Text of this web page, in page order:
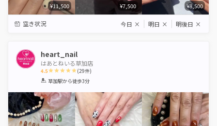
¥11,500 ¥7,500 ¥8,500
空き状況 今日 × 明日 × 明後日 ×
heart_nail
はあとねいる草加店
4.5
1 2 3 4 5
(29件)
草加駅から徒歩3分